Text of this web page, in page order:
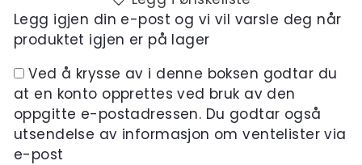
Legg igjen din e-post og vi vil varsle deg når
produktet igjen er på lager
Ved å krysse av i denne boksen godtar du
at en konto opprettes ved bruk av den
oppgitte e-postadressen. Du godtar også
utsendelse av informasjon om ventelister via
e-post